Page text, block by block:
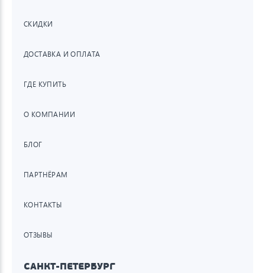
СКИДКИ
ДОСТАВКА И ОПЛАТА
ГДЕ КУПИТЬ
О КОМПАНИИ
БЛОГ
ПАРТНЁРАМ
КОНТАКТЫ
ОТЗЫВЫ
САНКТ-ПЕТЕРБУРГ